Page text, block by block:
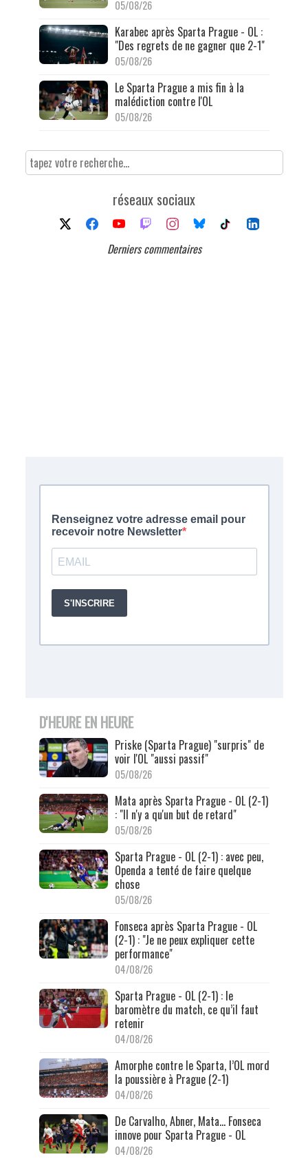
05/08/26
Karabec après Sparta Prague - OL :
"Des regrets de ne gagner que 2-1"
05/08/26
Le Sparta Prague a mis fin à la
malédiction contre l'OL
05/08/26
réseaux sociaux
Derniers commentaires
D'HEURE EN HEURE
Priske (Sparta Prague) "surpris" de
voir l'OL "aussi passif"
05/08/26
Mata après Sparta Prague - OL (2-1)
: "Il n'y a qu'un but de retard"
05/08/26
Sparta Prague - OL (2-1) : avec peu,
Openda a tenté de faire quelque
chose
05/08/26
Fonseca après Sparta Prague - OL
(2-1) : "Je ne peux expliquer cette
performance"
04/08/26
Sparta Prague - OL (2-1) : le
baromètre du match, ce qu’il faut
retenir
04/08/26
Amorphe contre le Sparta, l’OL mord
la poussière à Prague (2-1)
04/08/26
De Carvalho, Abner, Mata… Fonseca
innove pour Sparta Prague - OL
04/08/26